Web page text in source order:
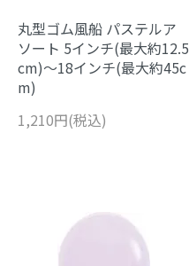
丸型ゴム風船 パステルア
ソート 5インチ(最大約12.5
cm)～18インチ(最大約45c
m)
1,210円(税込)